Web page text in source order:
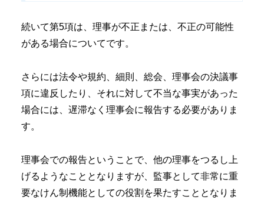
続いて第5項は、理事が不正または、不正の可能性
がある場合についてです。
さらには法令や規約、細則、総会、理事会の決議事
項に違反したり、それに対して不当な事実があった
場合には、遅滞なく理事会に報告する必要がありま
す。
理事会での報告ということで、他の理事をつるし上
げるようなこととなりますが、監事として非常に重
要なけん制機能としての役割を果たすこととなりま